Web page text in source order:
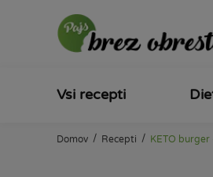
Vsi recepti
Domov / Recepti / KETO